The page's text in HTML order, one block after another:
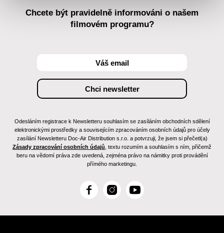
Chcete být pravidelně informováni o našem
filmovém programu?
Odesláním registrace k Newsletteru souhlasím se zasíláním obchodních sdělení
elektronickými prostředky a souvisejícím zpracováním osobních údajů pro účely
zasílání Newsletteru Doc-Air Distribution s.r.o. a potvrzuji, že jsem si přečetl(a)
Zásady zpracování osobních údajů , textu rozumím a souhlasím s ním, přičemž
beru na vědomí práva zde uvedená, zejména právo na námitky proti provádění
přímého marketingu.
F
c
I
s
Y
u